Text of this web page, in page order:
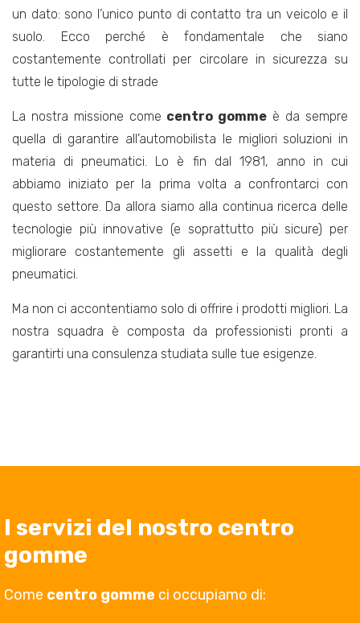
un dato: sono l’unico punto di contatto tra un veicolo e il
suolo. Ecco perché è fondamentale che siano
costantemente controllati per circolare in sicurezza su
tutte le tipologie di strade
La nostra missione come centro gomme è da sempre
quella di garantire all’automobilista le migliori soluzioni in
materia di pneumatici. Lo è fin dal 1981, anno in cui
abbiamo iniziato per la prima volta a confrontarci con
questo settore. Da allora siamo alla continua ricerca delle
tecnologie più innovative (e soprattutto più sicure) per
migliorare costantemente gli assetti e la qualità degli
pneumatici.
Ma non ci accontentiamo solo di offrire i prodotti migliori. La
nostra squadra è composta da professionisti pronti a
garantirti una consulenza studiata sulle tue esigenze.
I servizi del nostro centro
gomme
Come centro gomme ci occupiamo di: